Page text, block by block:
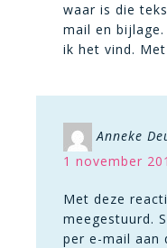
waar is die
mail en
ik het vind.
Anneke
1 november
Met deze
meegestuurd.
per e-mail aan